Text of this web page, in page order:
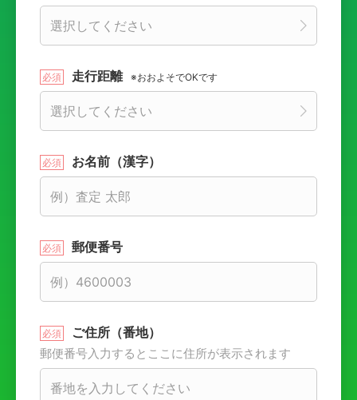
走行距離 ※おおよそでOKです
お名前（漢字）
郵便番号
ご住所（番地）
郵便番号入力するとここに住所が表示されます